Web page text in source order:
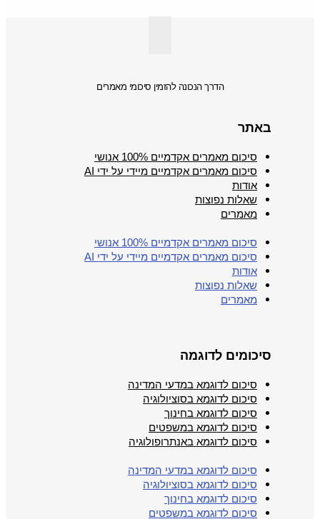
הדרך הנכונה להזמין סיכומי מאמרים
באתר
סיכום מאמרים אקדמיים 100% אנושי
סיכום מאמרים אקדמיים מיידי על ידי AI
אודות
שאלות נפוצות
מאמרים
סיכום מאמרים אקדמיים 100% אנושי
סיכום מאמרים אקדמיים מיידי על ידי AI
אודות
שאלות נפוצות
מאמרים
סיכומים לדוגמה
סיכום לדוגמא במדעי המדינה
סיכום לדוגמא בסוציולוגיה
סיכום לדוגמא בחינוך
סיכום לדוגמא במשפטים
סיכום לדוגמא באנתרופולוגיה
סיכום לדוגמא במדעי המדינה
סיכום לדוגמא בסוציולוגיה
סיכום לדוגמא בחינוך
סיכום לדוגמא במשפטים